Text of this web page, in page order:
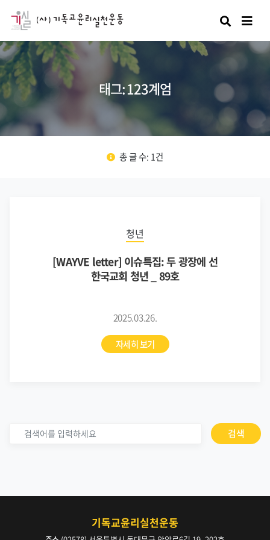
검색
태그: 123계엄
총 글 수: 1건
청년
[WAYVE letter] 이슈특집: 두 광장에 선
한국교회 청년 _ 89호
2025.03.26.
자세히 보기
검색
기독교윤리실천운동